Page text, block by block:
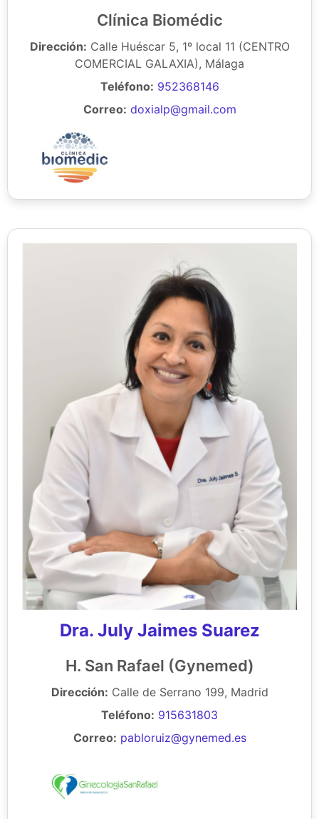
Clínica Biomédic
Dirección: Calle Huéscar 5, 1º local 11 (CENTRO
COMERCIAL GALAXIA), Málaga
Teléfono: 952368146
Correo: doxialp@gmail.com
Dra. July Jaimes Suarez
H. San Rafael (Gynemed)
Dirección: Calle de Serrano 199, Madrid
Teléfono: 915631803
Correo: pabloruiz@gynemed.es